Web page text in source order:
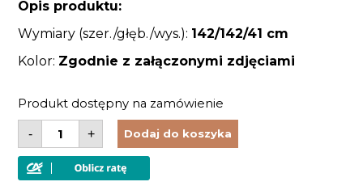
Opis produktu:
Wymiary (szer./głęb./wys.): 142/142/41 cm
Kolor: Zgodnie z załączonymi zdjęciami
Produkt dostępny na zamówienie
-
ilość
Wentylator
sufitowy
Phree
biały
+ Dodaj do koszyka